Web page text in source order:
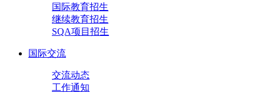
国际教育招生
继续教育招生
SQA项目招生
国际交流
交流动态
工作通知